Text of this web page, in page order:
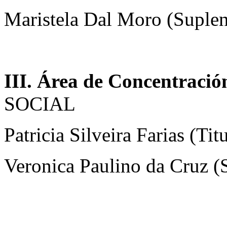
Maristela Dal Moro
III. Área de
SOCIAL
Patricia Silveira Farias
Veronica Paulino da Cruz